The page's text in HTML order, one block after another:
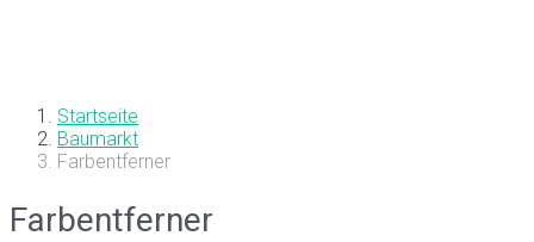
Startseite
Baumarkt
Farbentferner
Farbentferner